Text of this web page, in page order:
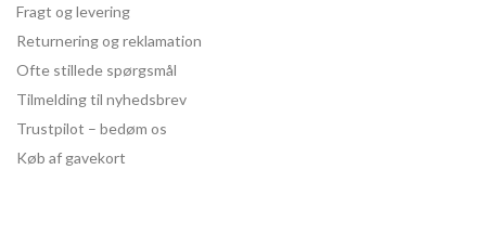
Fragt og levering
Returnering og reklamation
Ofte stillede spørgsmål
Tilmelding til nyhedsbrev
Trustpilot – bedøm os
Køb af gavekort